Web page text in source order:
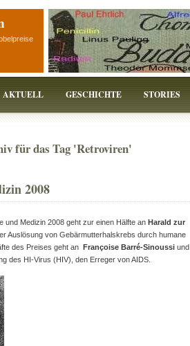
AKTUELL GESCHICHTE STORIES
für das Tag 'Retroviren'
2008
und Medizin 2008 geht zur einen Hälfte an Harald zur
Auslösung von Gebärmutterhalskrebs durch humane
des Preises geht an Françoise Barré-Sinoussiund
des HI-Virus (HIV), den Erreger von AIDS.